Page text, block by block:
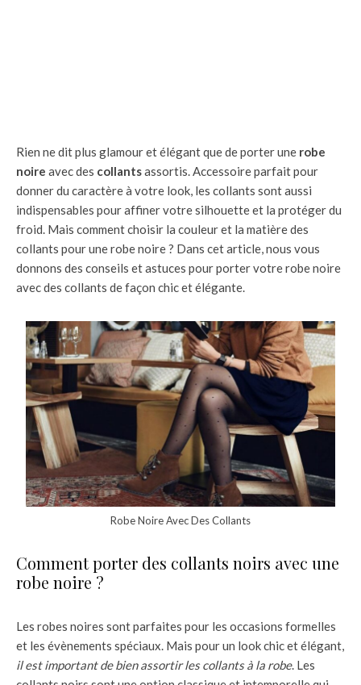
Rien ne dit plus glamour et élégant que de porter une robe
noire avec des collantsassortis. Accessoire parfait pour
donner du caractère à votre look, les collants sont aussi
indispensables pour affiner votre silhouette et la protéger du
froid. Mais comment choisir la couleur et la matière des
collants pour une robe noire ? Dans cet article, nous vous
donnons des conseils et astuces pour porter votre robe noire
avec des collants de façon chic et élégante.
Robe Noire Avec Des Collants
Comment porter des collants noirs avec une
robe noire ?
Les robes noires sont parfaites pour les occasions formelles
et les évènements spéciaux. Mais pour un look chic et élégant,
il est important de bien assortir les collants à la robe. Les